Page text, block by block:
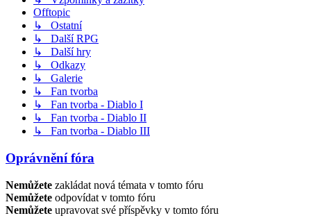
Offtopic
↳ Ostatní
↳ Další RPG
↳ Další hry
↳ Odkazy
↳ Galerie
↳ Fan tvorba
↳ Fan tvorba - Diablo I
↳ Fan tvorba - Diablo II
↳ Fan tvorba - Diablo III
Oprávnění fóra
Nemůžete zakládat nová témata v tomto fóru
Nemůžete odpovídat v tomto fóru
Nemůžete upravovat své příspěvky v tomto fóru